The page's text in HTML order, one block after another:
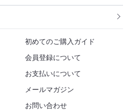
初めてのご購入ガイド
会員登録について
お支払いについて
メールマガジン
お問い合わせ